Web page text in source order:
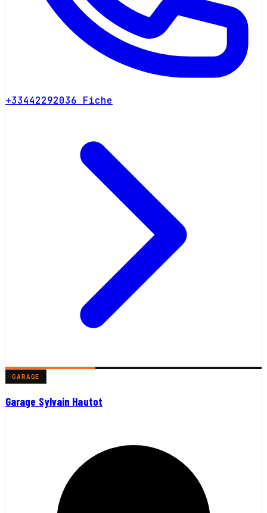
+33442292036 Fiche
GARAGE
Garage Sylvain Hautot